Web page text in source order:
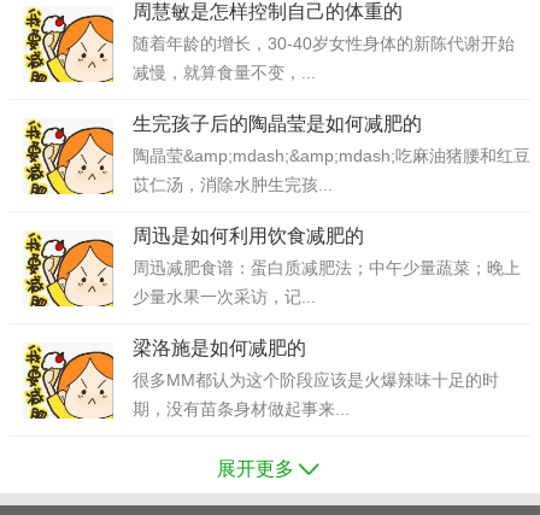
周慧敏是怎样控制自己的体重的
随着年龄的增长，30-40岁女性身体的新陈代谢开始
减慢，就算食量不变，...
生完孩子后的陶晶莹是如何减肥的
陶晶莹&amp;mdash;&amp;mdash;吃麻油猪腰和红豆
苡仁汤，消除水肿生完孩...
周迅是如何利用饮食减肥的
周迅减肥食谱：蛋白质减肥法；中午少量蔬菜；晚上
少量水果一次采访，记...
梁洛施是如何减肥的
很多MM都认为这个阶段应该是火爆辣味十足的时
期，没有苗条身材做起事来...
展开更多